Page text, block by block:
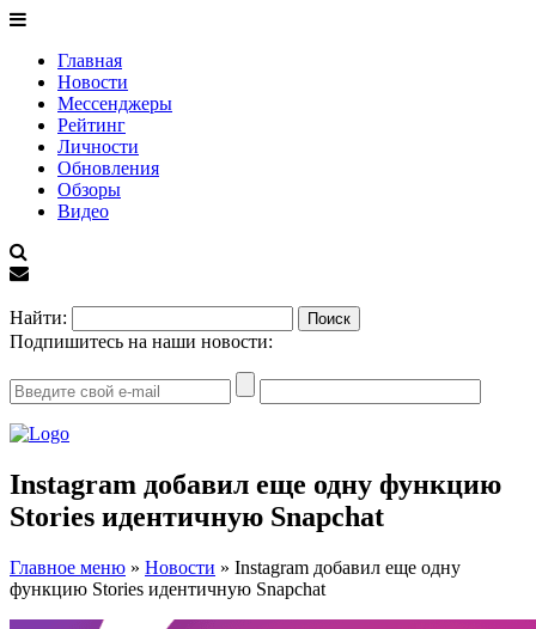
Главная
Новости
Мессенджеры
Рейтинг
Личности
Обновления
Обзоры
Видео
Найти:
Подпишитесь на наши новости:
Instagram добавил еще одну функцию
Stories идентичную Snapchat
Главное меню » Новости » Instagram добавил еще одну
функцию Stories идентичную Snapchat